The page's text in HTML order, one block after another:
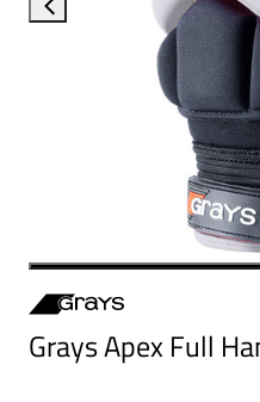
Grays Apex Full